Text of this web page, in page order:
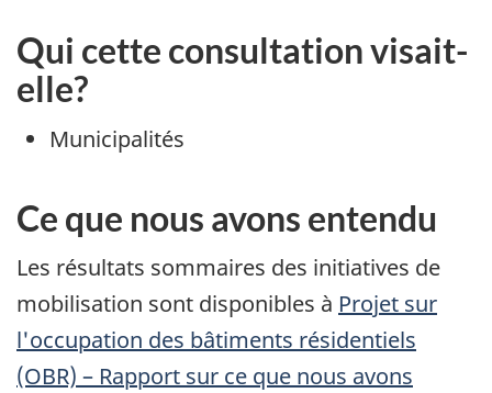
Qui cette consultation visait-
elle?
Municipalités
Ce que nous avons entendu
Les résultats sommaires des initiatives de
mobilisation sont disponibles à Projet sur
l'occupation des bâtiments résidentiels
(OBR) – Rapport sur ce que nous avons